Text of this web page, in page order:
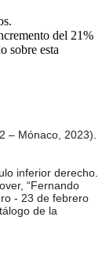
del 21%
sobre esta
– Mónaco, 2023).
inferior derecho.
“Fernando
- 23 de febrero
de la